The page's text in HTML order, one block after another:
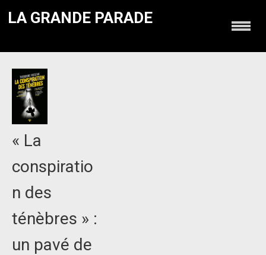
LA GRANDE PARADE
« La
conspiratio
n des
ténèbres » :
un pavé de